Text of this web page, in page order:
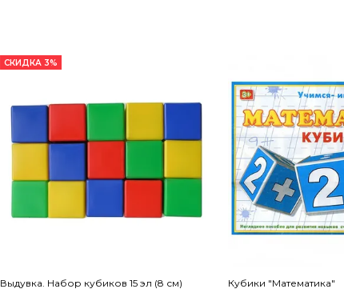
СКИДКА 3%
Выдувка. Набор кубиков 15 эл (8 см) Кубики "Математика"